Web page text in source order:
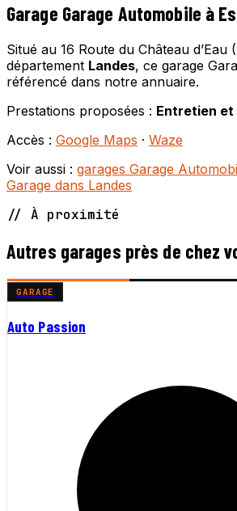
Garage Garage Automobile à
Situé au 16 Route du Château d’Eau
département Landes, ce garage
référencé dans notre annuaire.
Prestations proposées : Entretien
Accès : Google Maps · Waze
Voir aussi : garages Garage
Garage dans Landes
// À proximité
Autres garages près de chez
GARAGE
Auto Passion